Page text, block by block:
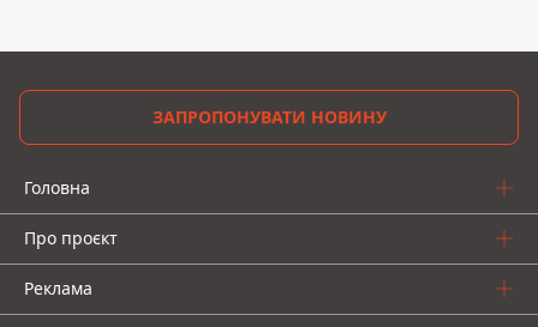
ЗАПРОПОНУВАТИ НОВИНУ
Головна
Про проєкт
Реклама